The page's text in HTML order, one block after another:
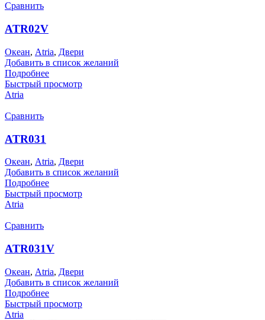
Сравнить
ATR02V
Океан, Atria, Двери
Добавить в список желаний
Подробнее
Быстрый просмотр
Atria
Сравнить
ATR031
Океан, Atria, Двери
Добавить в список желаний
Подробнее
Быстрый просмотр
Atria
Сравнить
ATR031V
Океан, Atria, Двери
Добавить в список желаний
Подробнее
Быстрый просмотр
Atria